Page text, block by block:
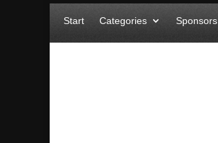
Start Categories Sponsors